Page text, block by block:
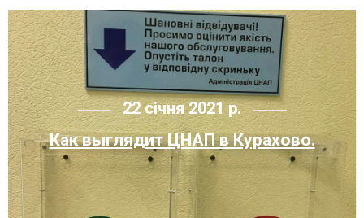
22 січня 2021 р.
Как выглядит ЦНАП в Курахово.